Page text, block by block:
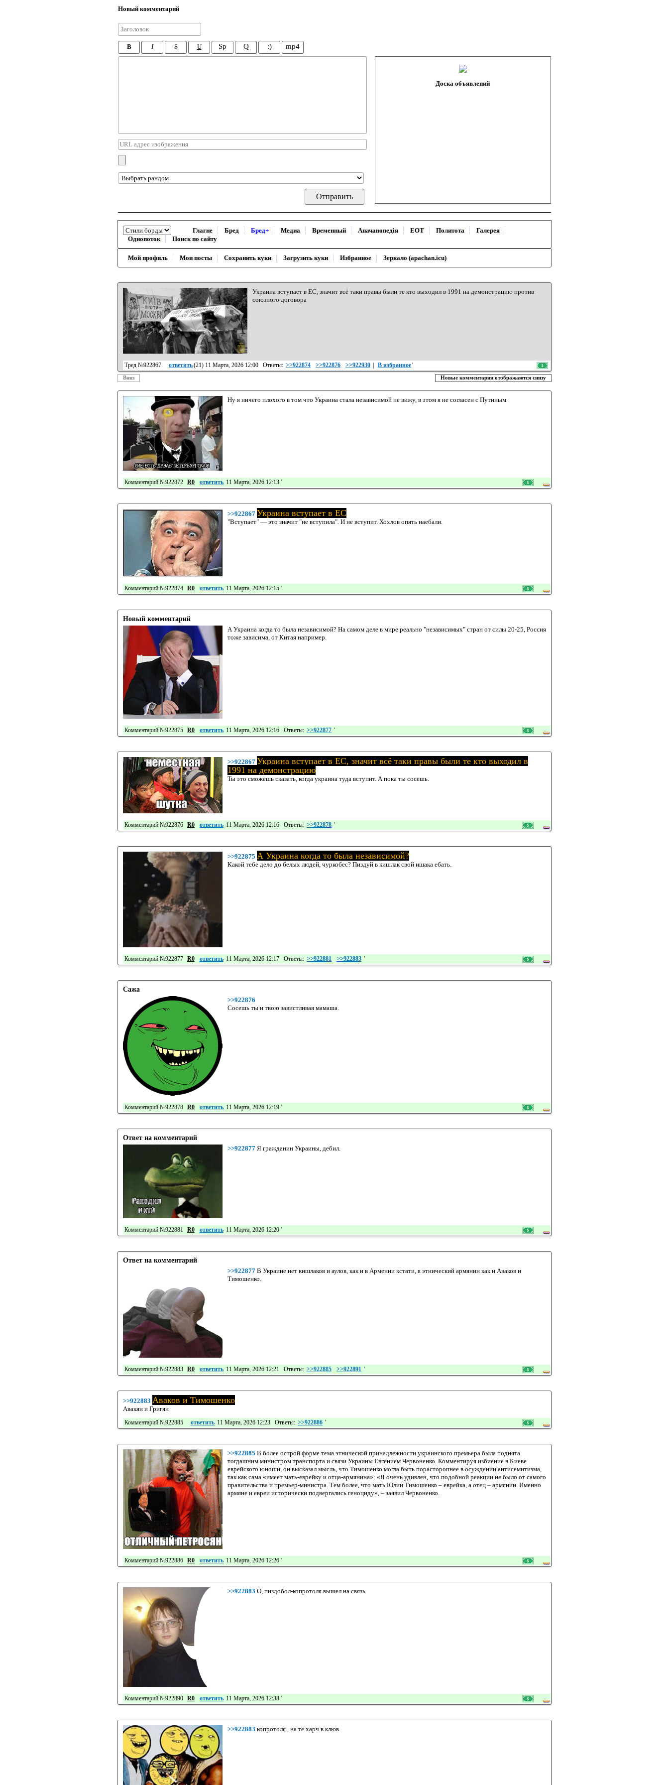
Новый комментарий
B I S U Sp Q :) mp4
Доска объявлений
Глагне Бред Бред+ Медиа Временный Апачанопедiя ЕОТ Политота
Галерея
Однопоток
Поиск по сайту
Мой профиль Мои посты Сохранить куки Загрузить куки Избранное Зеркало (apachan.icu)
Украина вступает в ЕС, значит всё таки правы были те кто выходил в 1991 на демонстрацию против
союзного договора
Тред №922867 ответить(21) 11 Марта, 2026 12:00 Ответы: >>922874 >>922876 >>922930 В избранное'
Вниз Новые комментарии отображаются снизу
Ну я ничего плохого в том что Украина стала независимой не вижу, в этом я не согласен с Путиным
Комментарий №922872 R0 ответить 11 Марта, 2026 12:13 '
>>922867 Украина вступает в ЕС
"Вступает" — это значит "не вступила". И не вступит. Хохлов опять наебали.
Комментарий №922874 R0 ответить 11 Марта, 2026 12:15 '
Новый комментарий
А Украина когда то была независимой? На самом деле в мире реально "независимых" стран от силы 20-25, Россия
тоже зависима, от Китая например.
Комментарий №922875 R0 ответить 11 Марта, 2026 12:16 Ответы: >>922877 '
>>922867 Украина вступает в ЕС, значит всё таки правы были те кто выходил в
1991 на демонстрацию
Ты это сможешь сказать, когда украина туда вступит. А пока ты сосешь.
Комментарий №922876 R0 ответить 11 Марта, 2026 12:16 Ответы: >>922878 '
>>922875 А Украина когда то была независимой?
Какой тебе дело до белых людей, чуркобес? Пиздуй в кишлак свой ишака ебать.
Комментарий №922877 R0 ответить 11 Марта, 2026 12:17 Ответы: >>922881 >>922883 '
Сажа
>>922876
Сосешь ты и твою завистливая мамаша.
Комментарий №922878 R0 ответить 11 Марта, 2026 12:19 '
Ответ на комментарий
>>922877 Я гражданин Украины, дебил.
Комментарий №922881 R0 ответить 11 Марта, 2026 12:20 '
Ответ на комментарий
>>922877 В Украине нет кишлаков и аулов, как и в Армении кстати, я этнический армянин как и Аваков и
Тимошенко.
Комментарий №922883 R0 ответить 11 Марта, 2026 12:21 Ответы: >>922885 >>922891 '
>>922883 Аваков и Тимошенко
Авакян и Григян
Комментарий №922885 ответить 11 Марта, 2026 12:23 Ответы: >>922886 '
>>922885 В более острой форме тема этнической принадлежности украинского премьера была поднята
тогдашним министром транспорта и связи Украины Евгением Червоненко. Комментируя избиение в Киеве
еврейского юноши, он высказал мысль, что Тимошенко могла быть порасторопнее в осуждении антисемитизма,
так как сама «имеет мать-еврейку и отца-армянина»: «Я очень удивлен, что подобной реакции не было от самого
правительства и премьер-министра. Тем более, что мать Юлии Тимошенко – еврейка, а отец – армянин. Именно
армяне и евреи исторически подвергались геноциду», – заявил Червоненко.
Комментарий №922886 R0 ответить 11 Марта, 2026 12:26 '
>>922883 О, пиздобол-копротоля вышел на связь
Комментарий №922890 R0 ответить 11 Марта, 2026 12:38 '
>>922883 копротоля , на те харч в клюв